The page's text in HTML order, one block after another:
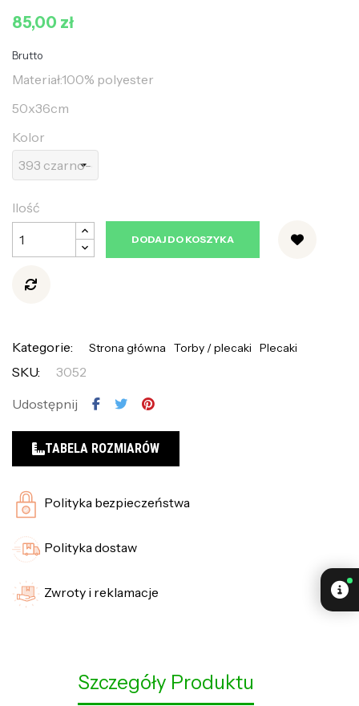
85,00 zł
Brutto
Materiał:100% polyester
50x36cm
Kolor
Ilość
DODAJ DO KOSZYKA
Kategorie: Strona główna Torby / plecaki Plecaki
SKU:
3052
Udostępnij
TABELA ROZMIARÓW
Polityka bezpieczeństwa
Polityka dostaw
Zwroty i reklamacje
Szczegóły Produktu